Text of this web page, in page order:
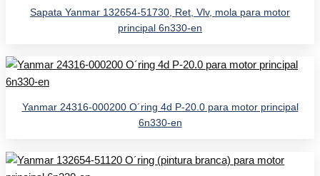
Sapata Yanmar 132654-51730, Ret, Vlv, mola para motor
principal 6n330-en
Yanmar 24316-000200 O´ring 4d P-20.0 para motor principal
6n330-en